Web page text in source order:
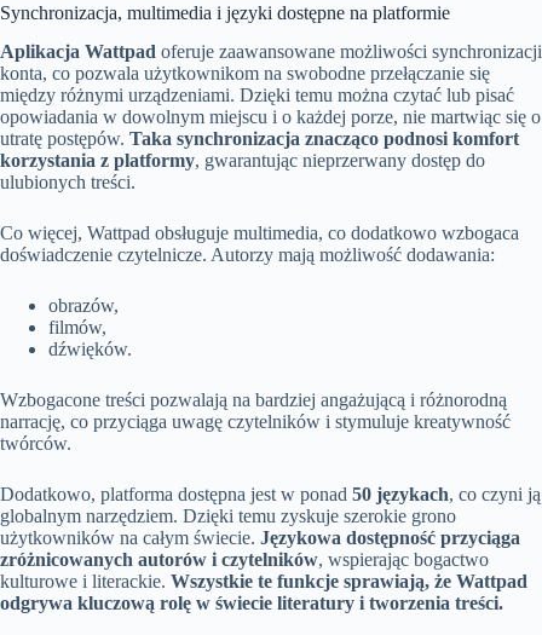
Synchronizacja, multimedia i języki dostępne na platformie
Aplikacja Wattpad oferuje zaawansowane możliwości synchronizacji
konta, co pozwala użytkownikom na swobodne przełączanie się
między różnymi urządzeniami. Dzięki temu można czytać lub pisać
opowiadania w dowolnym miejscu i o każdej porze, nie martwiąc się o
utratę postępów. Taka synchronizacja znacząco podnosi komfort
korzystania z platformy, gwarantując nieprzerwany dostęp do
ulubionych treści.
Co więcej, Wattpad obsługuje multimedia, co dodatkowo wzbogaca
doświadczenie czytelnicze. Autorzy mają możliwość dodawania:
obrazów,
filmów,
dźwięków.
Wzbogacone treści pozwalają na bardziej angażującą i różnorodną
narrację, co przyciąga uwagę czytelników i stymuluje kreatywność
twórców.
Dodatkowo, platforma dostępna jest w ponad 50 językach, co czyni ją
globalnym narzędziem. Dzięki temu zyskuje szerokie grono
użytkowników na całym świecie. Językowa dostępność przyciąga
zróżnicowanych autorów i czytelników, wspierając bogactwo
kulturowe i literackie. Wszystkie te funkcje sprawiają, że Wattpad
odgrywa kluczową rolę w świecie literatury i tworzenia treści.